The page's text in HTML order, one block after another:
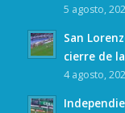
5 agosto,
San
cierre de
4 agosto,